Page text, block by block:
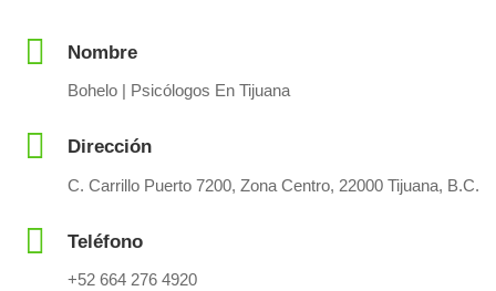
Nombre
Bohelo | Psicólogos En Tijuana
Dirección
C. Carrillo Puerto 7200, Zona Centro, 22000 Tijuana, B.C.
Teléfono
+52 664 276 4920